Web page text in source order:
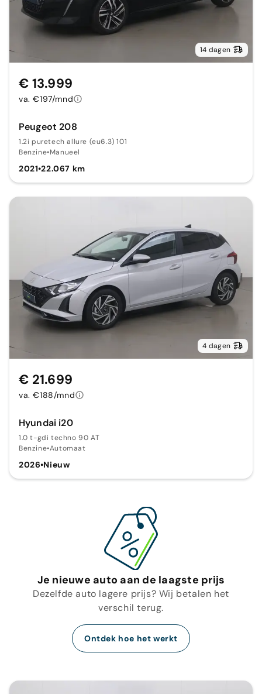
14 dagen
Peugeot 208
1.2i puretech allure (eu6.3) 101
Benzine•Manueel
2021•22.067 km
€ 13.999
va. €197/mnd
4 dagen
Hyundai i20
1.0 t-gdi techno 90 AT
Benzine•Automaat
2026•Nieuw
€ 21.699
va. €188/mnd
Je nieuwe auto aan de laagste prijs
Dezelfde auto lagere prijs? Wij betalen het
verschil terug.
Ontdek hoe het werkt